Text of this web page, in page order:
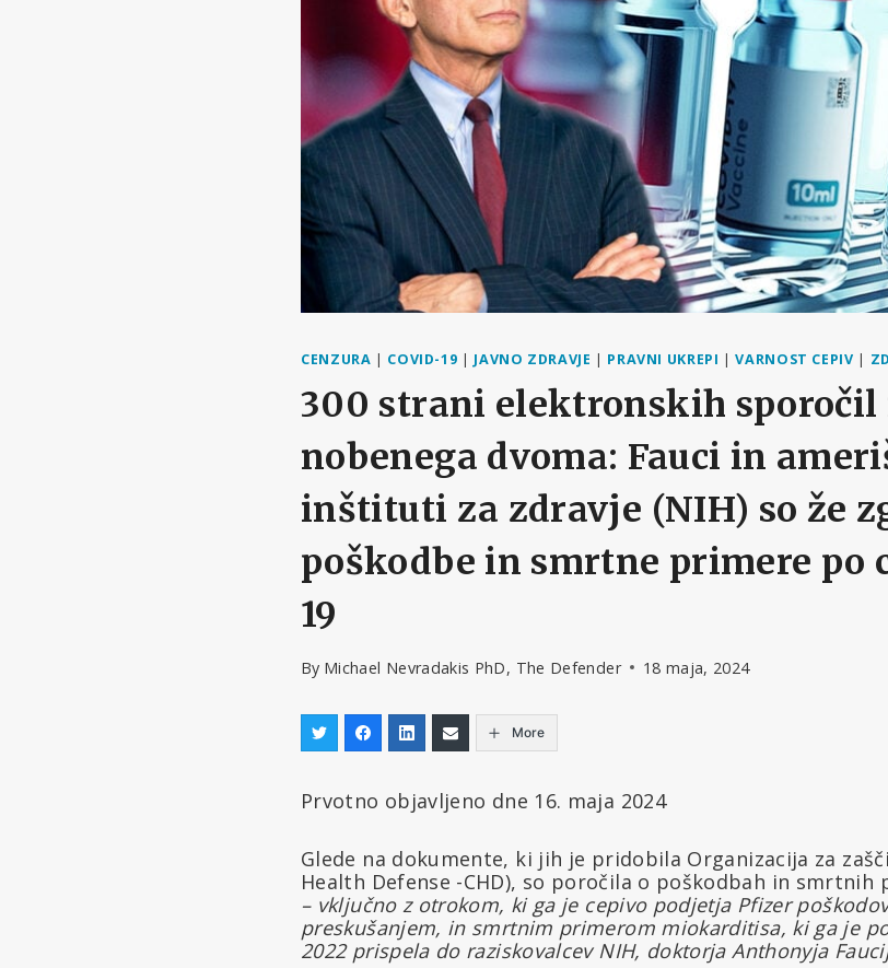
CENZURA | COVID-19 | JAVNO ZDRAVJE | PRAVNI UKREPI |VARNOST CEPIV |
300 strani elektronskih sporočil
nobenega dvoma: Fauci in
inštituti za zdravje (NIH) so že
poškodbe in smrtne primere po
19
By Michael Nevradakis PhD, The Defender 18 maja, 2024
More
Prvotno objavljeno dne 16. maja 2024
Glede na dokumente, ki jih je pridobila Organizacija za
Health Defense -CHD), so poročila o poškodbah in smrtnih
– vključno z otrokom, ki ga je cepivo podjetja Pfizer
preskušanjem, in smrtnim primerom miokarditisa, ki ga je
2022 prispela do raziskovalcev NIH, doktorja Anthonyja